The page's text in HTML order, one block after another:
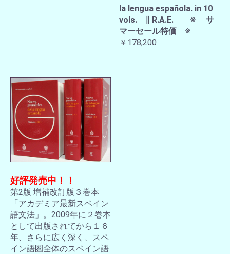
la lengua española. in 10
vols. ∥ R.A.E. ※ サ
マーセール特価 ※
￥178,200
好評発売中！！
第2版 増補改訂版３巻本
「アカデミア最新スペイン
語文法」。2009年に２巻本
として出版されてから１６
年、さらに広く深く、スペ
イン語圏全体のスペイン語